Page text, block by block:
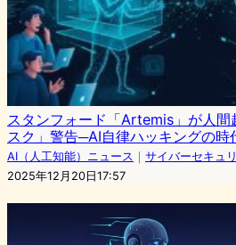
スタンフォード「Artemis」が人間
スク」警告─AI自律ハッキングの時
AI（人工知能）ニュース ｜ サイバーセキュ
2025年12月20日17:57